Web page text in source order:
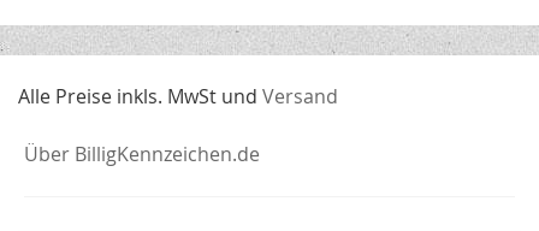
Alle Preise inkls. MwSt und Versand
Über BilligKennzeichen.de